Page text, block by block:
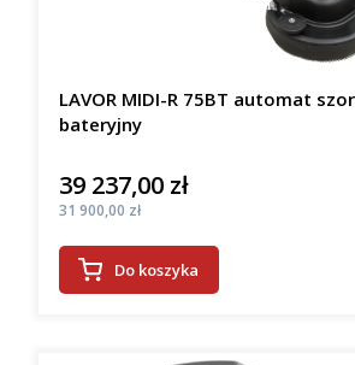
LAVOR MIDI-R 75BT automat
bateryjny
Cena
39 237,00 zł
Cena
31 900,00 zł
Do koszyka